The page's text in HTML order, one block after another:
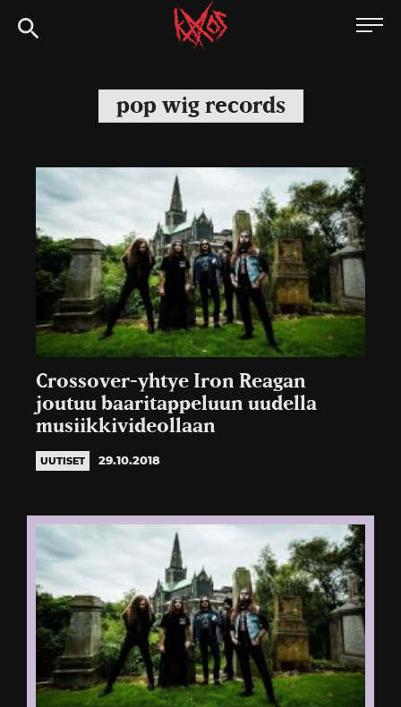
Siirry
suoraan
Kaaoszine
pop wig records
Crossover-yhtye Iron Reagan
joutuu baaritappeluun uudella
musiikkivideollaan
UUTISET 29.10.2018